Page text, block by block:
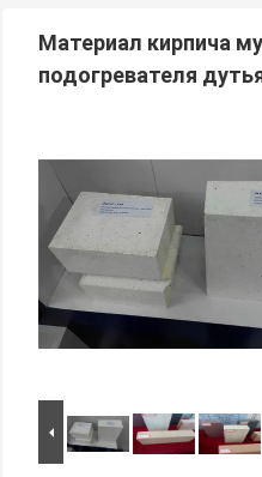
Материал кирпича
подогревателя